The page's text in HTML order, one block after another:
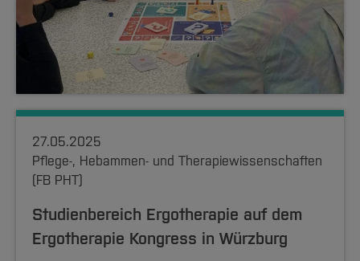
27.05.2025
Pflege-, Hebammen- und Therapiewissenschaften
(FB PHT)
Studienbereich Ergotherapie auf dem
Ergotherapie Kongress in Würzburg